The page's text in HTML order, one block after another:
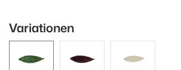
Variationen